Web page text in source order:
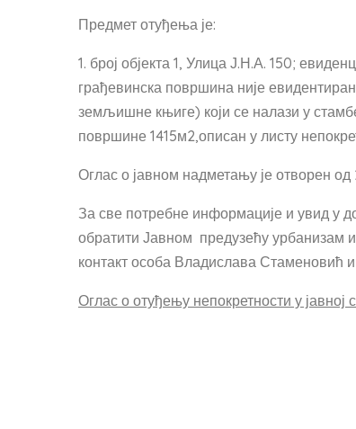
Предмет отуђења је:
1. број објекта 1, Улица Ј.Н.А. 150;
грађевинска површина није
земљишне књиге) који се налази у
површине 1415м2,описан у листу
Оглас о јавном надметању је отворен
За све потребне информације и увид у
обратити Јавном предузећу
контакт особа Владислава Стаменовић
Оглас о отуђењу непокретности у